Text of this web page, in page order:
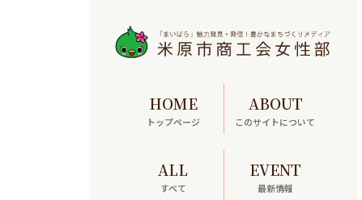
HOME
トップページ
ABOUT
このサイトについて
ALL
すべて
EVENT
最新情報